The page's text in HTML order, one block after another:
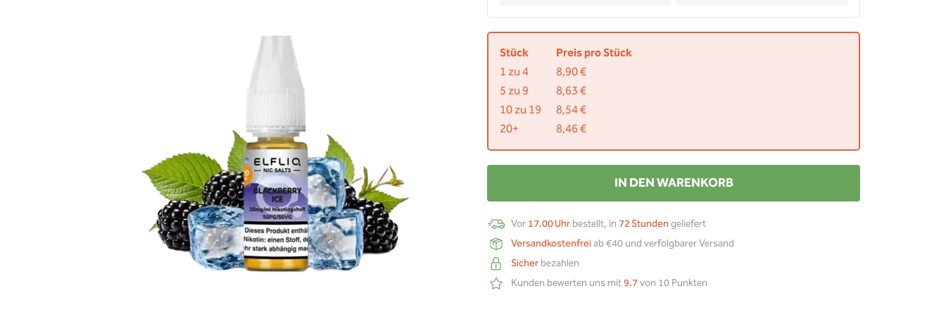
Stück
Preis pro Stück
1 zu 4
8,90 €
5 zu 9
8,63 €
10 zu 19
8,54 €
20+
8,46 €
IN DEN WARENKORB
Vor17.00 Uhrbestellt, in 72 Stundengeliefert
Versandkostenfreiab €40 und verfolgbarer Versand
Sicherbezahlen
Kunden bewerten uns mit9.7von 10 Punkten